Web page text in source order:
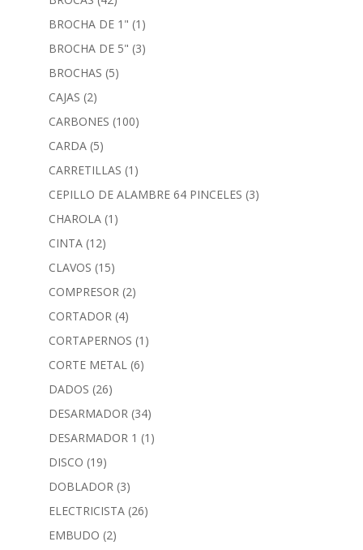
BROCHA DE 1" (1)
BROCHA DE 5" (3)
BROCHAS (5)
CAJAS (2)
CARBONES (100)
CARDA (5)
CARRETILLAS (1)
CEPILLO DE ALAMBRE 64 PINCELES (3)
CHAROLA (1)
CINTA (12)
CLAVOS (15)
COMPRESOR (2)
CORTADOR (4)
CORTAPERNOS (1)
CORTE METAL (6)
DADOS (26)
DESARMADOR (34)
DESARMADOR 1 (1)
DISCO (19)
DOBLADOR (3)
ELECTRICISTA (26)
EMBUDO (2)